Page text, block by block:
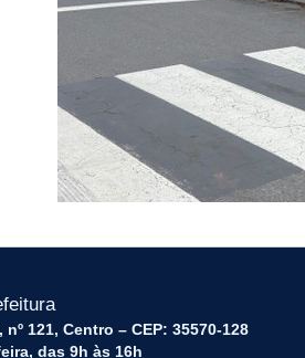
121, Centro – CEP: 35570-128
das 9h às 16h